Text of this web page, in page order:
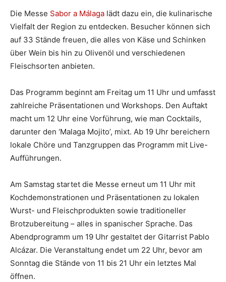
Die Messe Sabor a Málaga lädt dazu ein, die kulinarische
Vielfalt der Region zu entdecken. Besucher können sich
auf 33 Stände freuen, die alles von Käse und Schinken
über Wein bis hin zu Olivenöl und verschiedenen
Fleischsorten anbieten.
Das Programm beginnt am Freitag um 11 Uhr und umfasst
zahlreiche Präsentationen und Workshops. Den Auftakt
macht um 12 Uhr eine Vorführung, wie man Cocktails,
darunter den ‘Malaga Mojito’, mixt. Ab 19 Uhr bereichern
lokale Chöre und Tanzgruppen das Programm mit Live-
Aufführungen.
Am Samstag startet die Messe erneut um 11 Uhr mit
Kochdemonstrationen und Präsentationen zu lokalen
Wurst- und Fleischprodukten sowie traditioneller
Brotzubereitung – alles in spanischer Sprache. Das
Abendprogramm um 19 Uhr gestaltet der Gitarrist Pablo
Alcázar. Die Veranstaltung endet um 22 Uhr, bevor am
Sonntag die Stände von 11 bis 21 Uhr ein letztes Mal
öffnen.